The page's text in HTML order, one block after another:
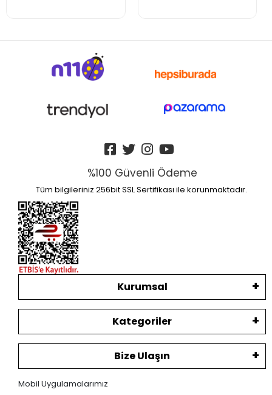
%100 Güvenli Ödeme
Tüm bilgileriniz 256bit SSL Sertifikası ile korunmaktadır.
Kurumsal
Kategoriler
Bize Ulaşın
Mobil Uygulamalarımız